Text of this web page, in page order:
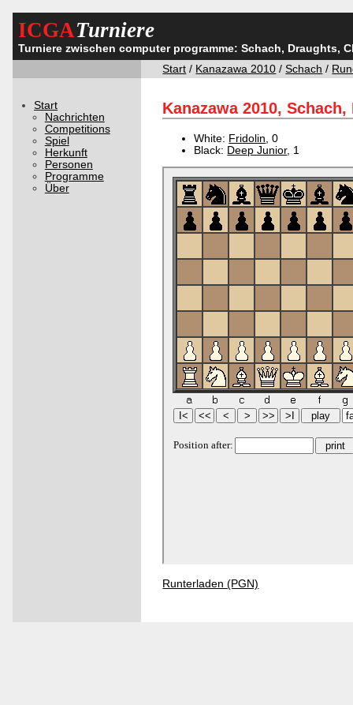
ICGATurniere
Turniere zwischen computer programme: Schach, Draughts,
Start / Kanazawa 2010 /Schach /
Start
Nachrichten
Competitions
Spiel
Herkunft
Personen
Programme
Über
Kanazawa 2010,
White: Fridolin , 0
Black: Deep Junior, 1
Runterladen (PGN)